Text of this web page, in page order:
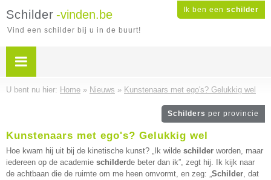
Ik ben een schilder
Schilder -vinden.be
Vind een schilder bij u in de buurt!
U bent nu hier: Home » Nieuws » Kunstenaars met ego's? Gelukkig wel
Schilders per provincie
Kunstenaars met ego's? Gelukkig wel
Hoe kwam hij uit bij de kinetische kunst? „Ik wilde schilder worden, maar
iedereen op de academie schilderde beter dan ik”, zegt hij. Ik kijk naar
de achtbaan die de ruimte om me heen omvormt, en zeg: „Schilder, dat